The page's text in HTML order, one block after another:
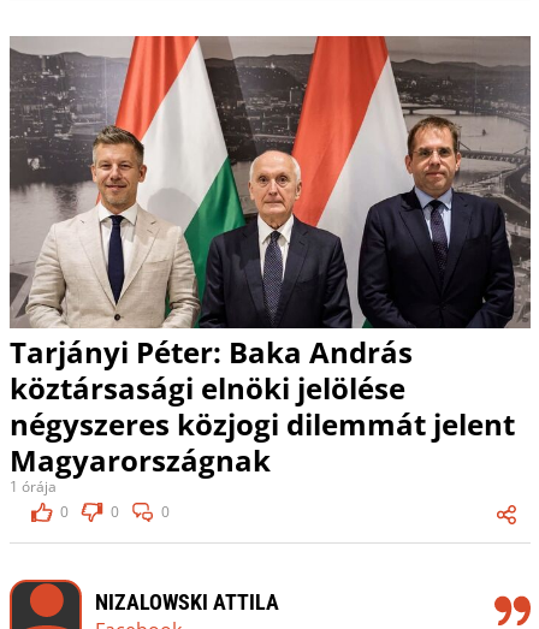
Tarjányi Péter: Baka András
köztársasági elnöki jelölése
négyszeres közjogi dilemmát jelent
Magyarországnak
1 órája
0
0 0
NIZALOWSKI ATTILA